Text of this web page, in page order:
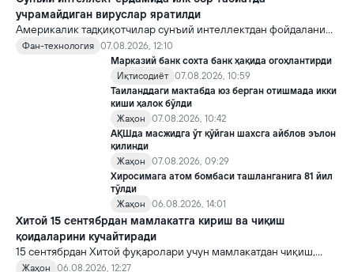
учрамайдиган вируслар яратилди
Америкалик тадқиқотчилар сунъий интеллектдан фойдаланиб
16 та вирус яратди. Бу кашфиёт янги ютуқларга умид уйғотиш
билан бирга, ундан нотўғри мақсадда фойдаланиш борасидаги
хавотирларни ҳам кучайтирмоқда.
Фан-технология 07.08.2026, 12:10
Марказий банк сохта банк ҳақида огоҳлантирди
Иқтисодиёт 07.08.2026, 10:59
Таиланддаги мактабда юз берган отишмада икки
киши ҳалок бўлди
Жаҳон
07.08.2026, 10:42
АҚШда масжидга ўт қўйган шахсга айблов эълон
қилинди
Жаҳон
07.08.2026, 09:29
Хиросимага атом бомбаси ташланганига 81 йил
тўлди
Жаҳон
06.08.2026, 14:01
Хитой 15 сентябрдан мамлакатга кириш ва чиқиш
қоидаларини кучайтиради
15 сентябрдан Хитой фуқаролари учун мамлакатдан чиқиш,
хорижликлар учун эса Хитойга кириш тартиби бўйича янги
Жаҳон
06.08.2026, 12:27